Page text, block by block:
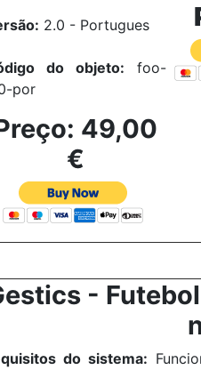
2.0 - Portugues
do objeto: foo-
por
49,00
€
- Futebol
do sistema: